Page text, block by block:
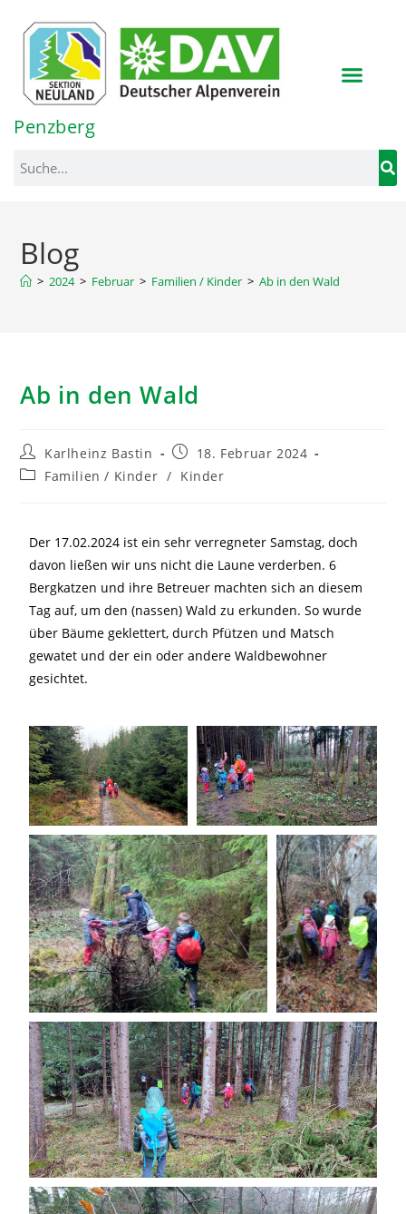
springen
Penzberg
Blog
> 2024 > Februar > Familien / Kinder > Ab in den Wald
Ab in den Wald
Karlheinz Bastin
18. Februar 2024
Familien / Kinder / Kinder
Der 17.02.2024 ist ein sehr verregneter Samstag, doch
davon ließen wir uns nicht die Laune verderben. 6
Bergkatzen und ihre Betreuer machten sich an diesem
Tag auf, um den (nassen) Wald zu erkunden. So wurde
über Bäume geklettert, durch Pfützen und Matsch
gewatet und der ein oder andere Waldbewohner
gesichtet.